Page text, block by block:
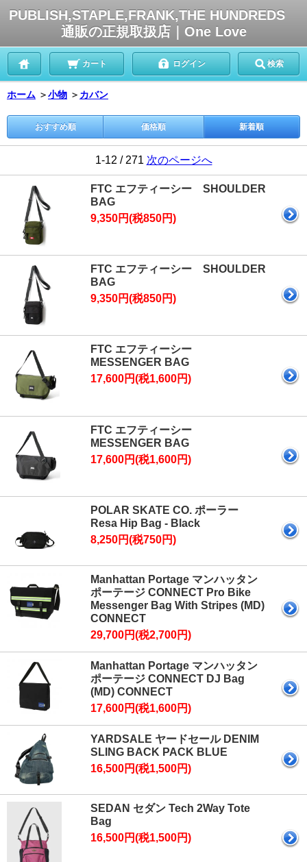
PUBLISH,STAPLE,FRANK,THE HUNDREDS
通販の正規取扱店｜One Love
カート ログイン 検索
ホーム ＞小物 ＞ カバン
おすすめ順 価格順 新着順
1-12 / 271 次のページへ
FTC エフティーシー SHOULDER
BAG
9,350円(税850円)
FTC エフティーシー SHOULDER
BAG
9,350円(税850円)
FTC エフティーシー
MESSENGER BAG
17,600円(税1,600円)
FTC エフティーシー
MESSENGER BAG
17,600円(税1,600円)
POLAR SKATE CO. ポーラー
Resa Hip Bag - Black
8,250円(税750円)
Manhattan Portage マンハッタン
ポーテージ CONNECT Pro Bike
Messenger Bag With Stripes (MD)
CONNECT
29,700円(税2,700円)
Manhattan Portage マンハッタン
ポーテージ CONNECT DJ Bag
(MD) CONNECT
17,600円(税1,600円)
YARDSALE ヤードセール DENIM
SLING BACK PACK BLUE
16,500円(税1,500円)
SEDAN セダン Tech 2Way Tote
Bag
16,500円(税1,500円)